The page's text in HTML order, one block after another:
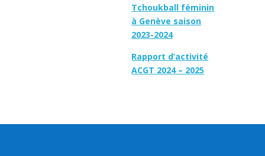
Tchoukball féminin
à Genève saison
2023-2024
Rapport d’activité
ACGT 2024 – 2025